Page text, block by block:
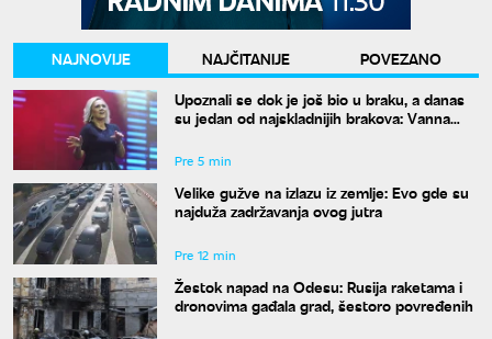
NAJNOVIJE NAJČITANIJE
POVEZANO
Upoznali se dok je još bio u braku, a danas
su jedan od najskladnijih brakova: Vanna
Pre 5 min
Velike gužve na izlazu iz zemlje: Evo gde su
najduža zadržavanja ovog jutra
Pre 12 min
Žestok napad na Odesu: Rusija raketama i
dronovima gađala grad, šestoro povređenih